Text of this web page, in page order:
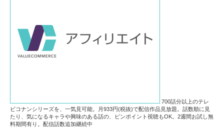
700話分以上のテレ
ビコナンシリーズを、一気見可能。月933円(税抜)で配信作品見放題。話数順に見
たり、気になるキャラや興味のある話の、ピンポイント視聴もOK。2週間お試し無
料期間有り。配信話数追加継続中